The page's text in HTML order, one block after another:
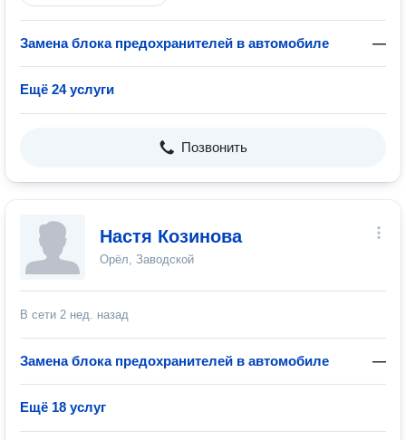
Замена блока предохранителей в автомобиле —
Ещё 24 услуги
Позвонить
Настя Козинова
Орёл, Заводской
В сети 2 нед. назад
Замена блока предохранителей в автомобиле —
Ещё 18 услуг